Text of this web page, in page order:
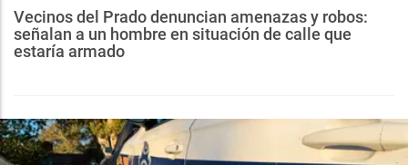
Vecinos del Prado denuncian amenazas y robos:
señalan a un hombre en situación de calle que
estaría armado